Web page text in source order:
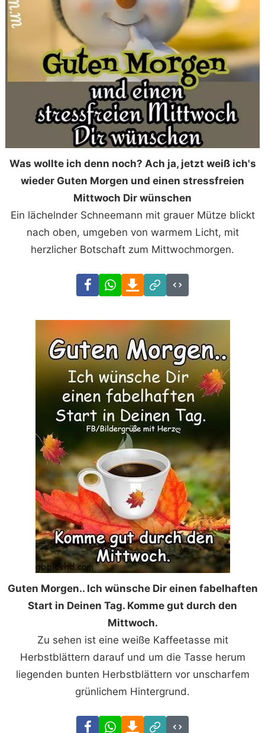
Was wollte ich denn noch? Ach ja, jetzt weiß ich's
wieder Guten Morgen und einen stressfreien
Mittwoch Dir wünschen
Ein lächelnder Schneemann mit grauer Mütze blickt
nach oben, umgeben von warmem Licht, mit
herzlicher Botschaft zum Mittwochmorgen.
FacebookWhatsAppDownload
Link
Code
Guten Morgen.. Ich wünsche Dir einen fabelhaften
Start in Deinen Tag. Komme gut durch den
Mittwoch.
Zu sehen ist eine weiße Kaffeetasse mit
Herbstblättern darauf und um die Tasse herum
liegenden bunten Herbstblättern vor unscharfem
grünlichem Hintergrund.
FacebookWhatsAppDownload